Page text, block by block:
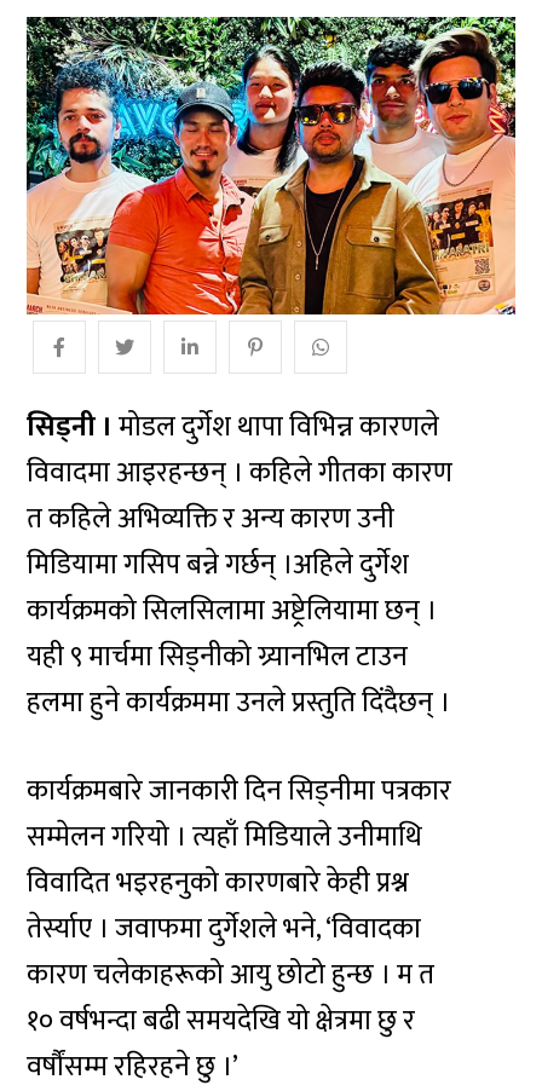
सिड्नी । मोडल दुर्गेश थापा विभिन्न कारणले
विवादमा आइरहन्छन् । कहिले गीतका कारण
त कहिले अभिव्यक्ति र अन्य कारण उनी
मिडियामा गसिप बन्ने गर्छन् ।अहिले दुर्गेश
कार्यक्रमको सिलसिलामा अष्ट्रेलियामा छन् ।
यही ९ मार्चमा सिड्नीको ग्र्यानभिल टाउन
हलमा हुने कार्यक्रममा उनले प्रस्तुति दिंदैछन् ।
कार्यक्रमबारे जानकारी दिन सिड्नीमा पत्रकार
सम्मेलन गरियो । त्यहाँ मिडियाले उनीमाथि
विवादित भइरहनुको कारणबारे केही प्रश्न
तेर्स्याए । जवाफमा दुर्गेशले भने, ‘विवादका
कारण चलेकाहरूको आयु छोटो हुन्छ । म त
१० वर्षभन्दा बढी समयदेखि यो क्षेत्रमा छु र
वर्षौंसम्म रहिरहने छु ।’